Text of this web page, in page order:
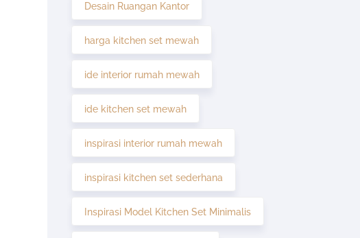
Desain Ruangan Kantor
harga kitchen set mewah
ide interior rumah mewah
ide kitchen set mewah
inspirasi interior rumah mewah
inspirasi kitchen set sederhana
Inspirasi Model Kitchen Set Minimalis